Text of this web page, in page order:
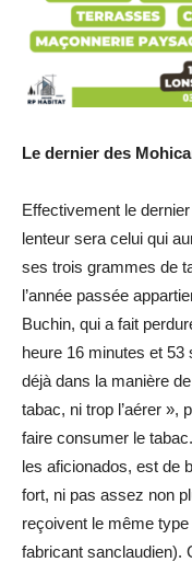
Le dernier
Effectivement le
lenteur sera celui qui
ses trois grammes de
l’année passée
Buchin, qui a fait
heure 16 minutes et
déjà dans la manière
tabac, ni trop l’aérer »,
faire consumer le
les aficionados, est de
fort, ni pas assez non
reçoivent le même
fabricant sanclaudien).